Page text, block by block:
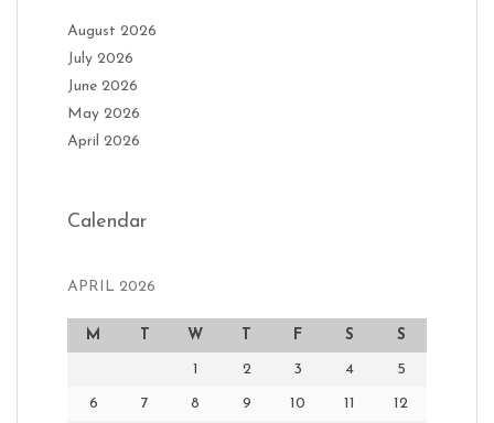
August 2026
July 2026
June 2026
May 2026
April 2026
Calendar
APRIL 2026
M T W T F S S
1 2 3 4 5
6 7 8 9 10 11 12